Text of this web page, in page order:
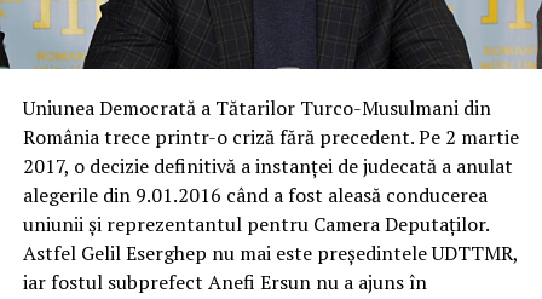
Uniunea Democrată a Tătarilor Turco-Musulmani din
România trece printr-o criză fără precedent. Pe 2 martie
2017, o decizie definitivă a instanţei de judecată a anulat
alegerile din 9.01.2016 când a fost aleasă conducerea
uniunii şi reprezentantul pentru Camera Deputaţilor.
Astfel Gelil Eserghep nu mai este preşedintele UDTTMR,
iar fostul subprefect Anefi Ersun nu a ajuns în